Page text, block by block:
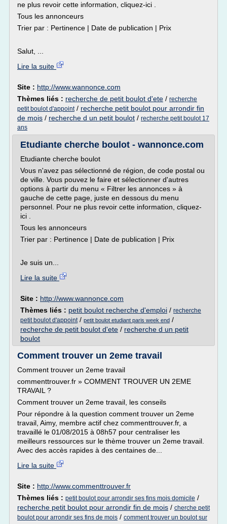
ne plus revoir cette information, cliquez-ici .
Tous les annonceurs
Trier par : Pertinence | Date de publication | Prix
Salut, ...
Lire la suite
Site : http://www.wannonce.com
Thèmes liés : recherche de petit boulot d'ete / recherche
petit boulot d'appoint/ recherche petit boulot pour arrondir fin
de mois / recherche d un petit boulot / recherche petit boulot 17
ans
Etudiante cherche boulot - wannonce.com
Etudiante cherche boulot
Vous n'avez pas sélectionné de région, de code postal ou
de ville. Vous pouvez le faire et sélectionner d'autres
options à partir du menu « Filtrer les annonces » à
gauche de cette page, juste en dessous du menu
personnel. Pour ne plus revoir cette information, cliquez-
ici .
Tous les annonceurs
Trier par : Pertinence | Date de publication | Prix
Je suis un...
Lire la suite
Site : http://www.wannonce.com
Thèmes liés : petit boulot recherche d'emploi / recherche
petit boulot d'appoint/ petit boulot etudiant paris week end /
recherche de petit boulot d'ete / recherche d un petit
boulot
Comment trouver un 2eme travail
Comment trouver un 2eme travail
commenttrouver.fr » COMMENT TROUVER UN 2EME
TRAVAIL ?
Comment trouver un 2eme travail, les conseils
Pour répondre à la question comment trouver un 2eme
travail, Aimy, membre actif chez commenttrouver.fr, a
travaillé le 01/08/2015 à 08h57 pour centraliser les
meilleurs ressources sur le thème trouver un 2eme travail.
Avec des accès rapides à des centaines de...
Lire la suite
Site : http://www.commenttrouver.fr
Thèmes liés : petit boulot pour arrondir ses fins mois domicile /
recherche petit boulot pour arrondir fin de mois / cherche petit
boulot pour arrondir ses fins de mois / comment trouver un boulot sur